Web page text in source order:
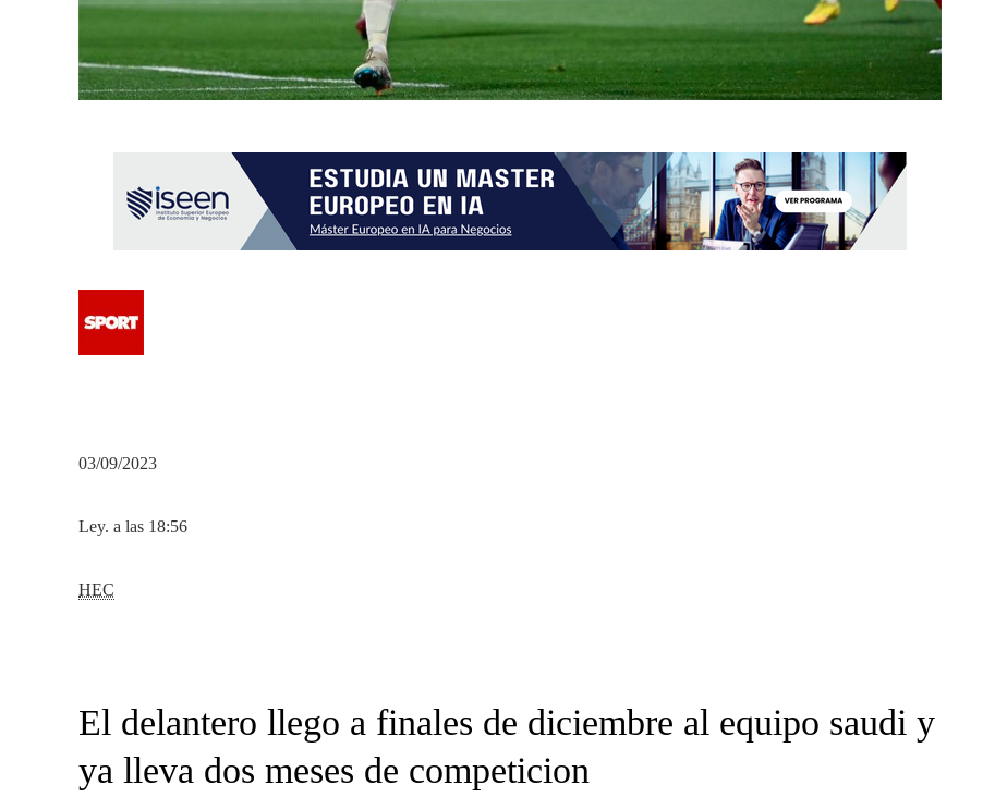
03/09/2023
Ley. a las 18:56
HEC
El delantero llego a finales de diciembre al equipo saudi y
ya lleva dos meses de competicion